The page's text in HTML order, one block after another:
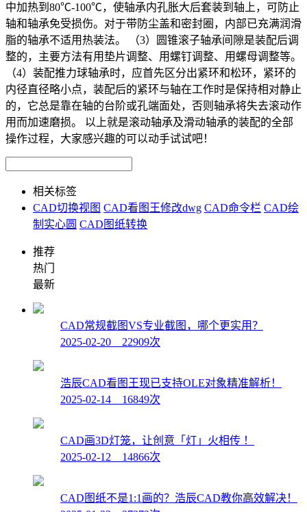
中加热到80℃-100℃，使轴承内孔胀大后套装到轴上，可防止
轴和轴承免受损伤。对于带防尘盖和密封圈，内部已充满润滑
脂的轴承不适用热装法。 （3）圆锥滚子轴承间隙是装配后调
整的，主要方法有用垫片调整、用螺钉调整、用螺母调整等。
（4）装配推力球轴承时，应首先区分出紧环和松环，紧环的
内径直径略小点，装配后的紧环与轴在工作时是保持相对静止
的，它总是靠在轴的台阶或孔端面处，否则轴承将失去滚动作
用而加速磨损。 以上就是滚动轴承及滑动轴承的装配的全部
操作过程，大家感兴趣的可以动手试试吧！
相关标签
CAD切换视图 CAD看图王修改dwg CAD命令栏 CAD绘
制实心圆 CAD图纸转换
推荐
热门
最新
CAD常规截图VS专业截图，哪个更实用？
2025-02-20 22909次
浩辰CAD看图王现已支持OLE对象精准解析！
2025-02-14 16849次
CAD画3D灯笼，让创意「灯」火相传 ！
2025-02-12 14866次
CAD图纸不是1:1画的？浩辰CAD教你高效解决！